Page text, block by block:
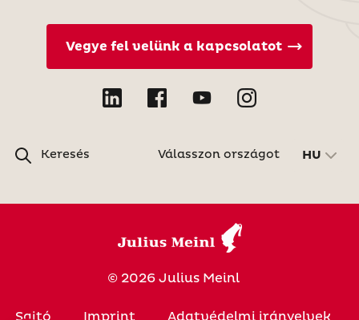
Keresés
Vegye fel velünk a kapcsolatot
Válasszon országot HU
© 2026 Julius Meinl